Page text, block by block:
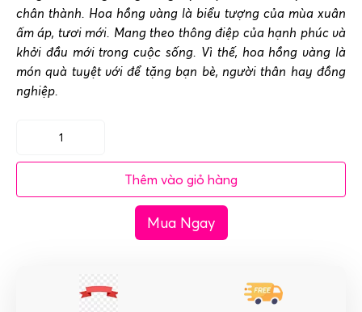
chân thành. Hoa hồng vàng là biểu tượng của mùa xuân
ấm áp, tươi mới. Mang theo thông điệp của hạnh phúc và
khởi đầu mới trong cuộc sống. Vì thế, hoa hồng vàng là
món quà tuyệt với để tặng bạn bè, người thân hay đồng
nghiệp.
Lẵng
hoa
Tiến
Thêm vào giỏ hàng
Mua Ngay